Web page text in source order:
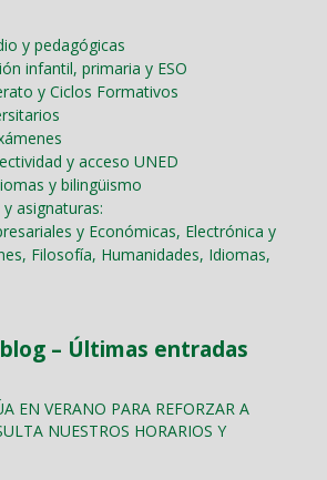
y pedagógicas
infantil, primaria y ESO
y Ciclos Formativos
y acceso UNED
y bilingüismo
asignaturas:
y Económicas, Electrónica y
Filosofía, Humanidades, Idiomas,
– Últimas entradas
EN VERANO PARA REFORZAR A
NUESTROS HORARIOS Y